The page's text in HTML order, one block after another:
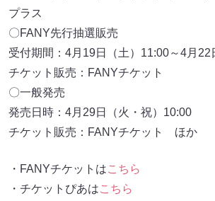
プラス
〇FANY先行抽選販売
受付期間：4月19日（土）11:00～4月22
チケット販売：FANYチケット
〇一般発売
発売日時：4月29日（火・祝）10:00
チケット販売：FANYチケット ほか
・FANYチケットはこちら
・チケットぴあはこちら